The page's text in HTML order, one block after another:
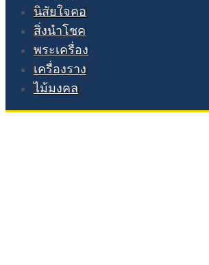
นิสัยใจคอ
สิ่งนำโชค
พระเครื่อง
เครื่องราง
ไม้มงคล